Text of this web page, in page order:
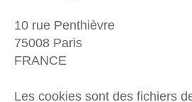
10 rue Penthièvre
75008 Paris
FRANCE
Les cookies sont des fichiers